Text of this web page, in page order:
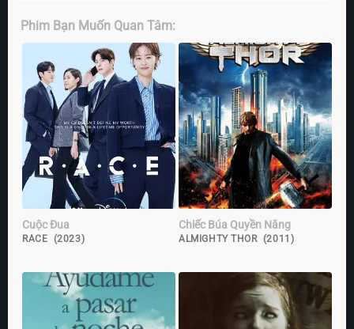
Phim Bạn Muốn Quan Tâm:
Cuộc Đua
RACE (2023)
Chiếc Búa Quyền Năng
ALMIGHTY THOR (2011)